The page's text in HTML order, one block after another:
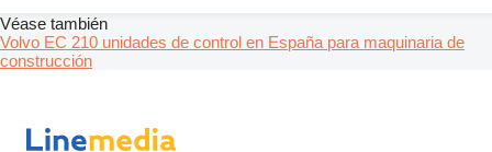
Véase también
Volvo EC 210 unidades de control en España para maquinaria de
construcción